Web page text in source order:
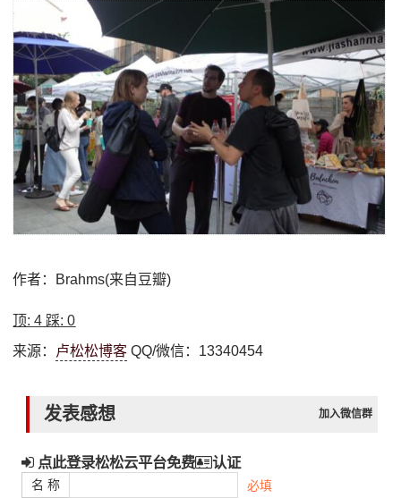
作者：Brahms(来自豆瓣)
顶:4 踩:0
来源： 卢松松博客 QQ/微信：13340454
发表感想 加入微信群
点此登录松松云平台免费 认证
名 称 必填